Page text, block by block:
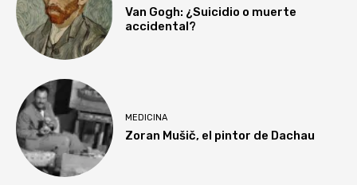
Van Gogh: ¿Suicidio o muerte
accidental?
MEDICINA
Zoran Mušič, el pintor de Dachau